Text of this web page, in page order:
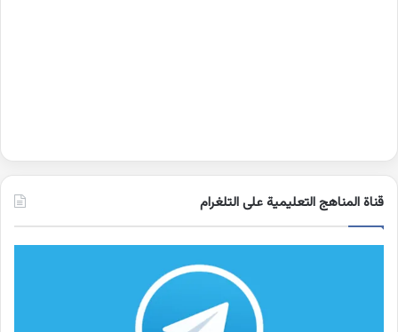
قناة المناهج التعليمية على التلغرام